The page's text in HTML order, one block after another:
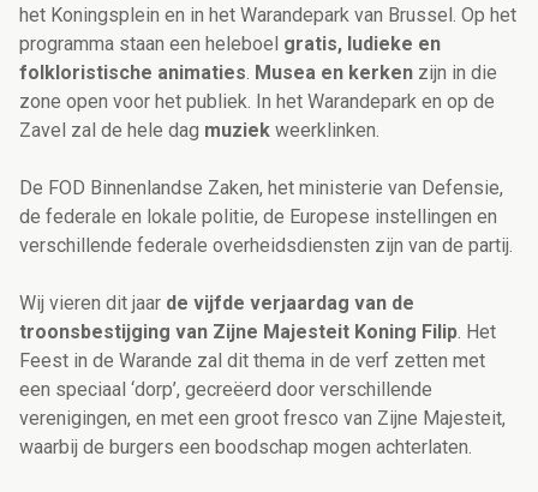
het Koningsplein en in het Warandepark van Brussel. Op het
programma staan een heleboel gratis, ludieke en
folkloristische animaties. Musea en kerken zijn in die
zone open voor het publiek. In het Warandepark en op de
Zavel zal de hele dag muziek weerklinken.
De FOD Binnenlandse Zaken, het ministerie van Defensie,
de federale en lokale politie, de Europese instellingen en
verschillende federale overheidsdiensten zijn van de partij.
Wij vieren dit jaar de vijfde verjaardag van de
troonsbestijging van Zijne Majesteit Koning Filip. Het
Feest in de Warande zal dit thema in de verf zetten met
een speciaal ‘dorp’, gecreëerd door verschillende
verenigingen, en met een groot fresco van Zijne Majesteit,
waarbij de burgers een boodschap mogen achterlaten.